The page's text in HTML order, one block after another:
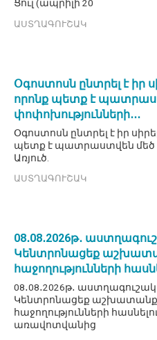
Ցուլ (ապրիլի 20
ԱՍՏՂԱԳՈՒՇԱԿ
Օգոստոսն ընտրել է իր
որոնք պետք է
փոփոխությունների․․․
Օգոստոսն ընտրել է իր
պետք է պատրաստվեն մեծ
Առյուծ.
ԱՍՏՂԱԳՈՒՇԱԿ
08․08․2026թ․
Կենտրոնացեք
հաջողությունների
08․08․2026թ․
Կենտրոնացեք
հաջողությունների
առավոտվանից